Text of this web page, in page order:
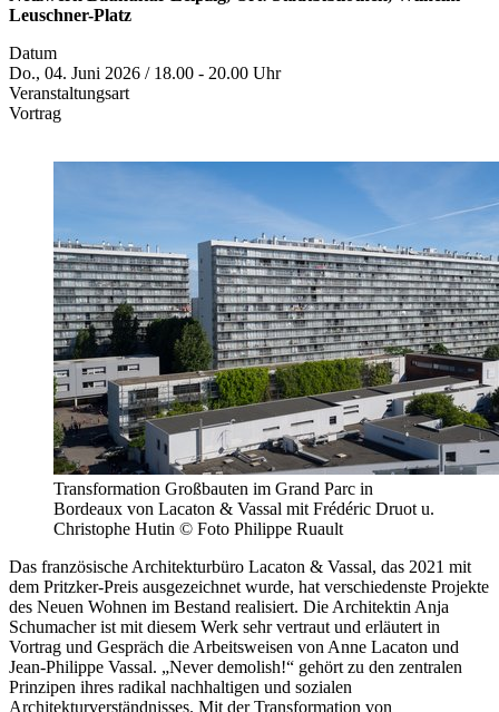
Leuschner-Platz
Datum
Do., 04. Juni 2026 / 18.00 - 20.00 Uhr
Veranstaltungsart
Vortrag
Transformation Großbauten im Grand Parc in
Bordeaux von Lacaton & Vassal mit Frédéric Druot u.
Christophe Hutin © Foto Philippe Ruault
Das französische Architekturbüro Lacaton & Vassal, das 2021 mit
dem Pritzker-Preis ausgezeichnet wurde, hat verschiedenste Projekte
des Neuen Wohnen im Bestand realisiert. Die Architektin Anja
Schumacher ist mit diesem Werk sehr vertraut und erläutert in
Vortrag und Gespräch die Arbeitsweisen von Anne Lacaton und
Jean-Philippe Vassal. „Never demolish!“ gehört zu den zentralen
Prinzipen ihres radikal nachhaltigen und sozialen
Architekturverständnisses. Mit der Transformation von